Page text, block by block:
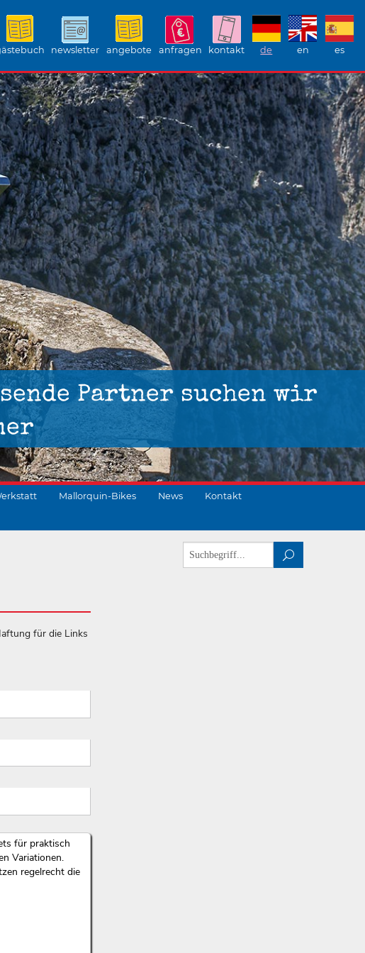
newsletter angebote anfragen kontakt de en es
Partner suchen wir
Mallorquin-Bikes News Kontakt
für die Links
für praktisch
Variationen.
regelrecht die